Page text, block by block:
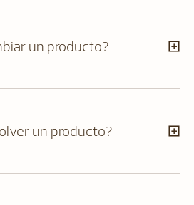
un producto?
un producto?